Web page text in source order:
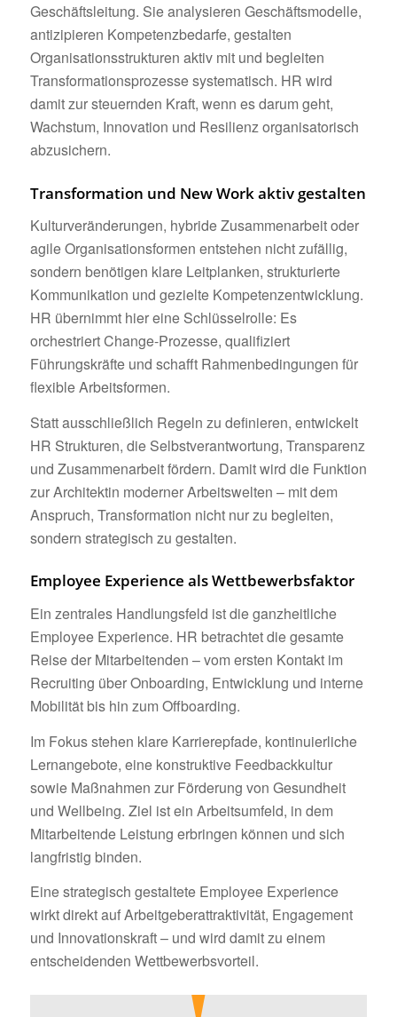
Geschäftsleitung. Sie analysieren Geschäftsmodelle,
antizipieren Kompetenzbedarfe, gestalten
Organisationsstrukturen aktiv mit und begleiten
Transformationsprozesse systematisch. HR wird
damit zur steuernden Kraft, wenn es darum geht,
Wachstum, Innovation und Resilienz organisatorisch
abzusichern.
Transformation und New Work aktiv gestalten
Kulturveränderungen, hybride Zusammenarbeit oder
agile Organisationsformen entstehen nicht zufällig,
sondern benötigen klare Leitplanken, strukturierte
Kommunikation und gezielte Kompetenzentwicklung.
HR übernimmt hier eine Schlüsselrolle: Es
orchestriert Change-Prozesse, qualifiziert
Führungskräfte und schafft Rahmenbedingungen für
flexible Arbeitsformen.
Statt ausschließlich Regeln zu definieren, entwickelt
HR Strukturen, die Selbstverantwortung, Transparenz
und Zusammenarbeit fördern. Damit wird die Funktion
zur Architektin moderner Arbeitswelten – mit dem
Anspruch, Transformation nicht nur zu begleiten,
sondern strategisch zu gestalten.
Employee Experience als Wettbewerbsfaktor
Ein zentrales Handlungsfeld ist die ganzheitliche
Employee Experience. HR betrachtet die gesamte
Reise der Mitarbeitenden – vom ersten Kontakt im
Recruiting über Onboarding, Entwicklung und interne
Mobilität bis hin zum Offboarding.
Im Fokus stehen klare Karrierepfade, kontinuierliche
Lernangebote, eine konstruktive Feedbackkultur
sowie Maßnahmen zur Förderung von Gesundheit
und Wellbeing. Ziel ist ein Arbeitsumfeld, in dem
Mitarbeitende Leistung erbringen können und sich
langfristig binden.
Eine strategisch gestaltete Employee Experience
wirkt direkt auf Arbeitgeberattraktivität, Engagement
und Innovationskraft – und wird damit zu einem
entscheidenden Wettbewerbsvorteil.